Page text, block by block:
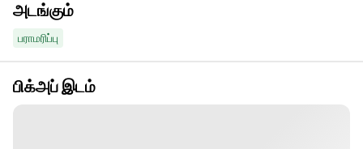
அடங்கும்
பராமரிப்பு
பிக்அப் இடம்